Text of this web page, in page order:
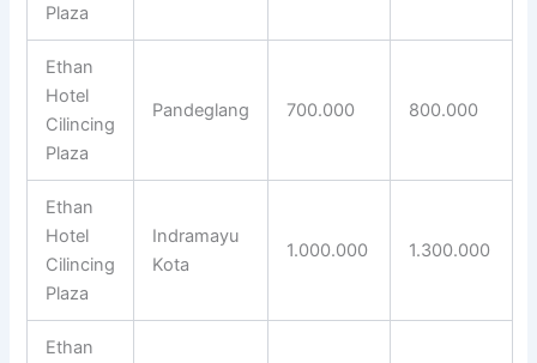
Plaza
Ethan
Hotel
Cilincing
Plaza
Pandeglang 700.000 800.000
Ethan
Hotel
Cilincing
Plaza
Indramayu
Kota
1.000.000 1.300.000
Ethan